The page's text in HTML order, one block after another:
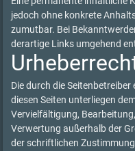
jedoch ohne konkrete
zumutbar. Bei
derartige Links umgehend
Die durch die
diesen Seiten unterliegen
Vervielfältigung,
Verwertung außerhalb der
der schriftlichen